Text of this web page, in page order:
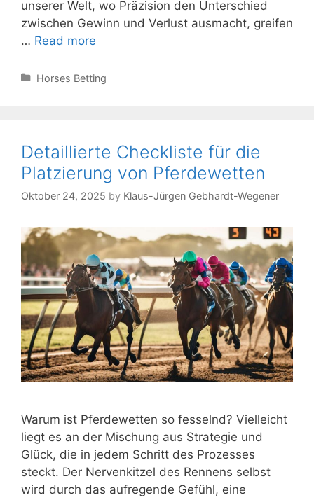
unserer Welt, wo Präzision den Unterschied
zwischen Gewinn und Verlust ausmacht, greifen
… Read more
Jockey:
Categories
Horses Betting
Detaillierte Checkliste für die
Platzierung von Pferdewetten
Oktober 24, 2025 by Klaus-Jürgen Gebhardt-Wegener
Warum ist Pferdewetten so fesselnd? Vielleicht
liegt es an der Mischung aus Strategie und
Glück, die in jedem Schritt des Prozesses
steckt. Der Nervenkitzel des Rennens selbst
wird durch das aufregende Gefühl, eine